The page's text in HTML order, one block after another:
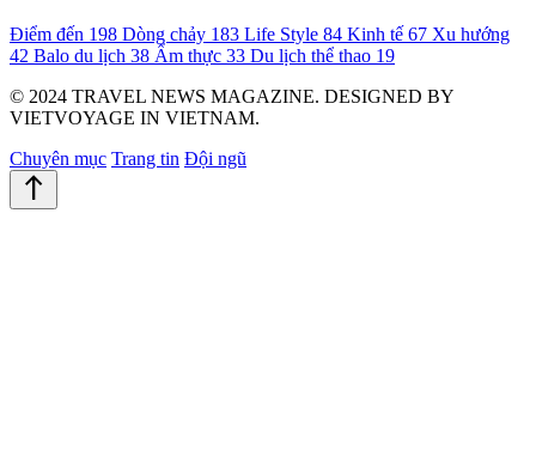
Điểm đến 198 Dòng chảy 183 Life Style 84 Kinh tế 67 Xu hướng
42 Balo du lịch 38 Ẩm thực 33 Du lịch thể thao 19
© 2024 TRAVEL NEWS MAGAZINE. DESIGNED BY
VIETVOYAGE IN VIETNAM.
Chuyên mục Trang tin Đội ngũ
north